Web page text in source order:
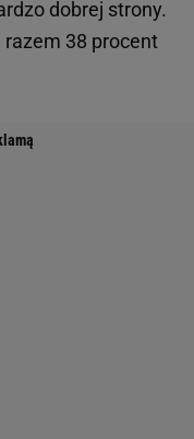
dobrej strony.
razem 38 procent